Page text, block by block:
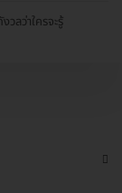
ลว่าใครจะรู้